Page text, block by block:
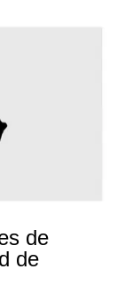
de
de